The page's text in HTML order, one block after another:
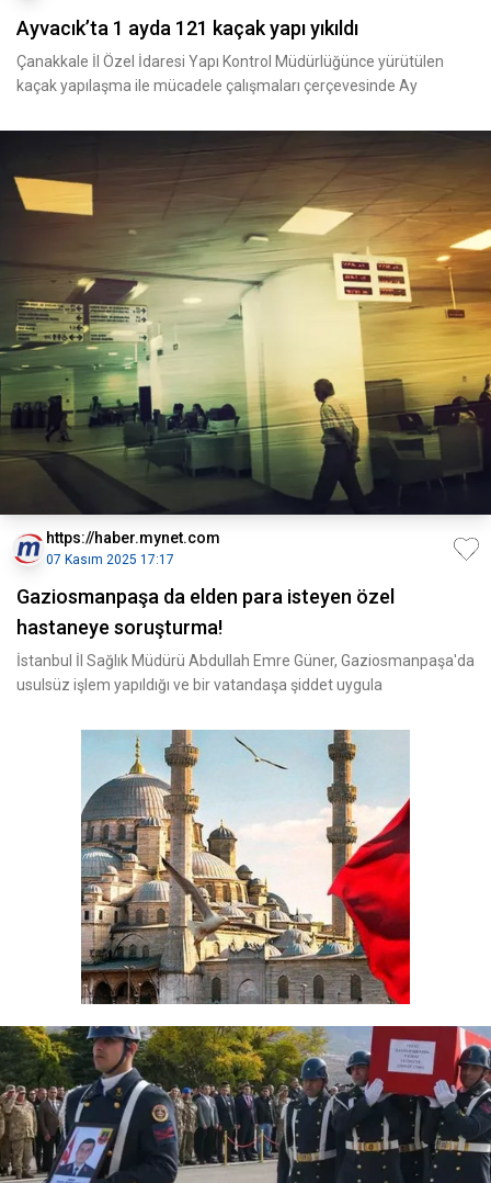
Ayvacık’ta 1 ayda 121 kaçak yapı yıkıldı
Çanakkale İl Özel İdaresi Yapı Kontrol Müdürlüğünce yürütülen
kaçak yapılaşma ile mücadele çalışmaları çerçevesinde Ay
https://haber.mynet.com
07 Kasım 2025 17:17
Gaziosmanpaşa da elden para isteyen özel
hastaneye soruşturma!
İstanbul İl Sağlık Müdürü Abdullah Emre Güner, Gaziosmanpaşa'da
usulsüz işlem yapıldığı ve bir vatandaşa şiddet uygula